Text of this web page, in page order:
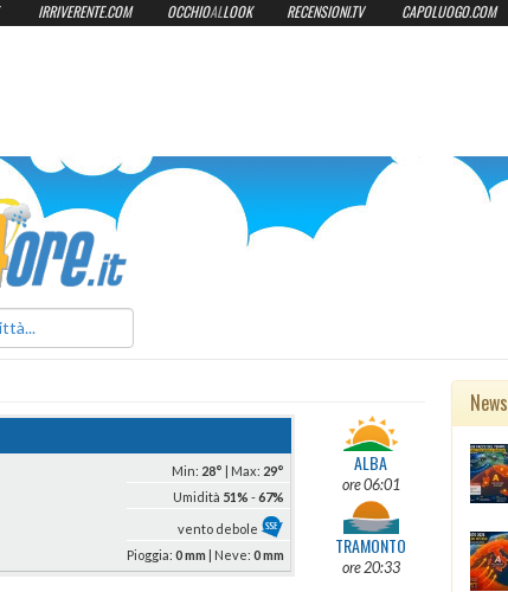
ilmeteo24ore.it
Min: 28° | Max: 29°
Umidità 51%-67%
vento debole
Pioggia:0 mm | Neve:0 mm
ALBA
ore 06:01
TRAMONTO
ore 20:33
News
IRRIVERENTE.COM OCCHIOALLOOK RECENSIONI.TV CAPOLUOGO.COM